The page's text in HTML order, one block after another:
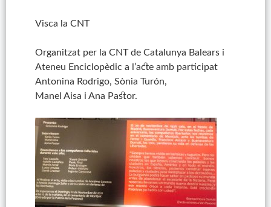
Visca la CNT
Organitzat per la CNT de Catalunya Balears i
Ateneu Enciclopèdic a l’acte amb participat
Antonina Rodrigo, Sònia Turón,
Manel Aisa i Ana Pastor.